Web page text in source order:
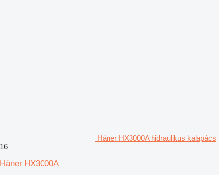
Häner HX3000A hidraulikus kalapács
16
Häner HX3000A